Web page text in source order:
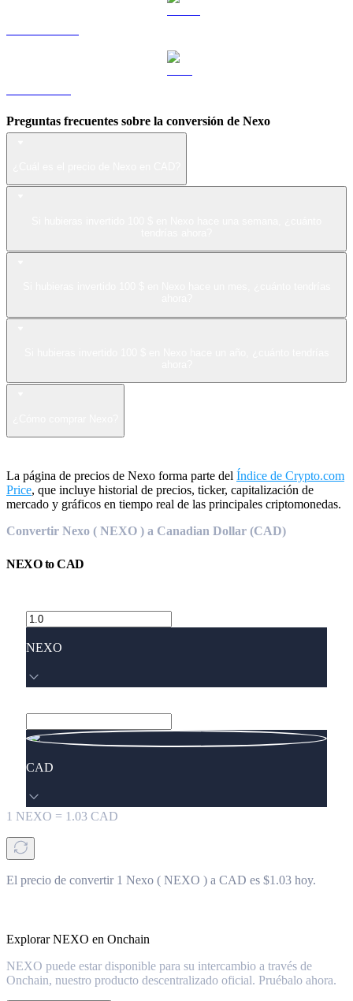
Preguntas frecuentes sobre la conversión de Nexo
La página de precios de Nexo forma parte del Índice de Crypto.com
Price, que incluye historial de precios, ticker, capitalización de
mercado y gráficos en tiempo real de las principales criptomonedas.
Convertir Nexo ( NEXO ) a Canadian Dollar (CAD)
NEXOtoCAD
NEXO
CAD
1 NEXO = 1.03 CAD
El precio de convertir 1 Nexo ( NEXO ) a CAD es $1.03 hoy.
Explorar NEXO en Onchain
NEXO puede estar disponible para su intercambio a través de
Onchain, nuestro producto descentralizado oficial. Pruébalo ahora.